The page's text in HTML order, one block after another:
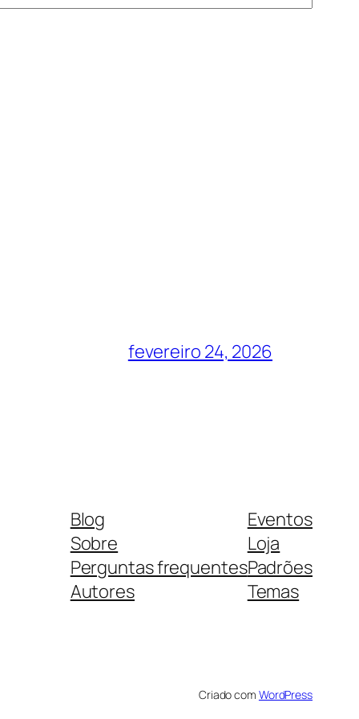
fevereiro 24, 2026
Blog
Sobre
Perguntas frequentes
Autores
Eventos
Loja
Padrões
Temas
Criado com WordPress